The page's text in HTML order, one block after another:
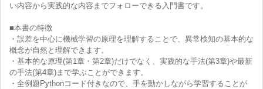
い内容から実践的な内容までフォローできる入門書です。
■本書の特徴
・誤差を中心に機械学習の原理を理解することで、異常検知の基本的な
概念が自然と理解できます。
・基本的な原理(第1章・第2章)だけでなく、実践的な手法(第3章)や最新
の手法(第4章)まで学ぶことができます。
・全例題Pythonコード付きなので、手を動かしながら学習することが